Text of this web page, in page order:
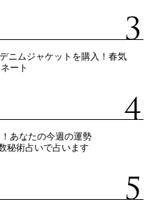
ニムジャケットを購入！春気
ート
あなたの今週の運勢
秘術占いで占います